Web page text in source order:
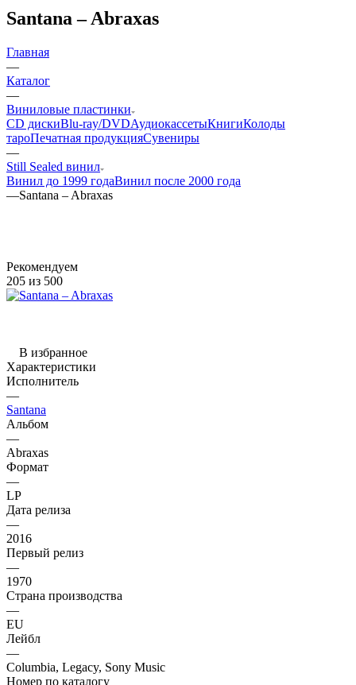
Santana – Abraxas
Главная
—
Каталог
—
Виниловые пластинки
CD дискиBlu-ray/DVDАудиокассетыКнигиКолоды
тароПечатная продукцияСувениры
—
Still Sealed винил
Винил до 1999 годаВинил после 2000 года
—Santana – Abraxas
Рекомендуем
205 из 500
В избранное
Характеристики
Исполнитель
—
Santana
Альбом
—
Abraxas
Формат
—
LP
Дата релиза
—
2016
Первый релиз
—
1970
Страна производства
—
EU
Лейбл
—
Columbia, Legacy, Sony Music
Номер по каталогу